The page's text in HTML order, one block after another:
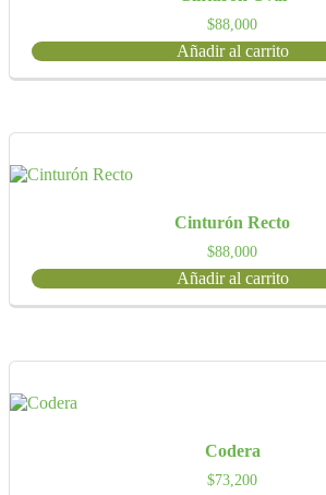
$88,000
Añadir al carrito
Cinturón Recto
$88,000
Añadir al carrito
Codera
$73,200